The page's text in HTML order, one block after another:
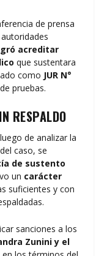
de prensa
acreditar
que sustentara
como JUR N°
pruebas.
RESPALDO
de analizar la
caso, se
de sustento
un carácter
suficientes y con
sanciones a los
Zunini y el